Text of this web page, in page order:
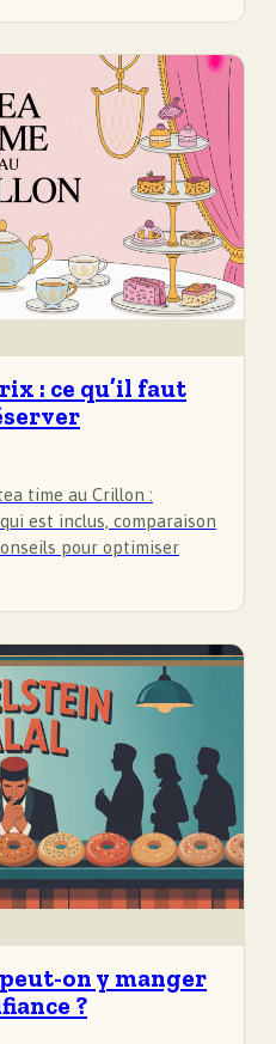
: ce qu’il faut
time au Crillon :
est inclus, comparaison
pour optimiser
on y manger
?